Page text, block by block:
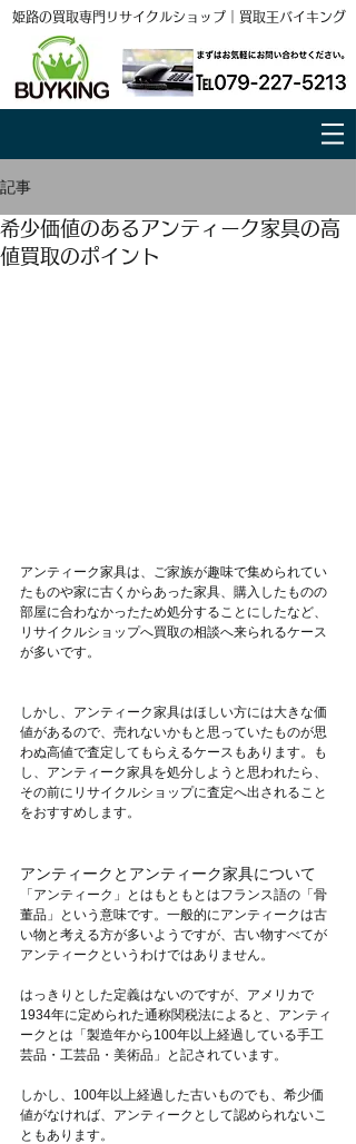
姫路の買取専門リサイクルショップ｜買取王バイキング
記事
希少価値のあるアンティーク家具の高
値買取のポイント
アンティーク家具は、ご家族が趣味で集められてい
たものや家に古くからあった家具、購入したものの
部屋に合わなかったため処分することにしたなど、
リサイクルショップへ買取の相談へ来られるケース
が多いです。
しかし、アンティーク家具はほしい方には大きな価
値があるので、売れないかもと思っていたものが思
わぬ高値で査定してもらえるケースもあります。も
し、アンティーク家具を処分しようと思われたら、
その前にリサイクルショップに査定へ出されること
をおすすめします。
アンティークとアンティーク家具について
「アンティーク」とはもともとはフランス語の「骨
董品」という意味です。一般的にアンティークは古
い物と考える方が多いようですが、古い物すべてが
アンティークというわけではありません。
はっきりとした定義はないのですが、アメリカで
1934年に定められた通称関税法によると、アンティ
ークとは「製造年から100年以上経過している手工
芸品・工芸品・美術品」と記されています。
しかし、100年以上経過した古いものでも、希少価
値がなければ、アンティークとして認められないこ
ともあります。